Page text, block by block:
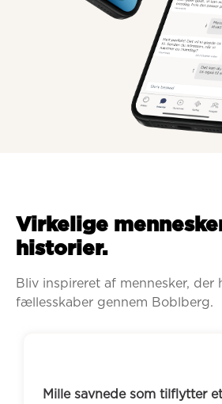
Virkelige
historier.
Bliv inspireret af mennesker, der
fællesskaber gennem Boblberg.
savnede som tilflytter et lokalt